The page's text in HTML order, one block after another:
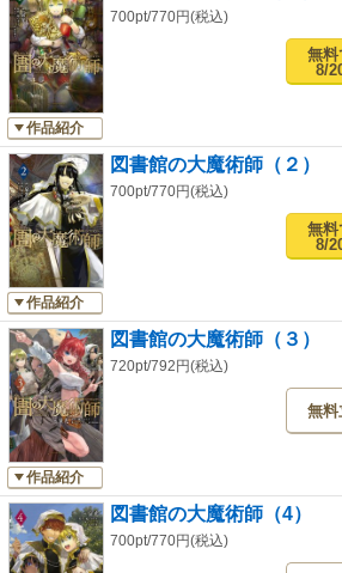
作品紹介
700pt/770円(税込)
無料
8/
作品紹介
図書館の大魔術師（２）
700pt/770円(税込)
無料
8/
作品紹介
図書館の大魔術師（３）
720pt/792円(税込)
無料
図書館の大魔術師（4）
700pt/770円(税込)